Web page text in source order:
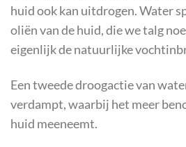
huid ook kan uitdrogen. Water
oliën van de huid, die we talg
eigenlijk de natuurlijke
Een tweede droogactie van
verdampt, waarbij het meer
huid meeneemt.